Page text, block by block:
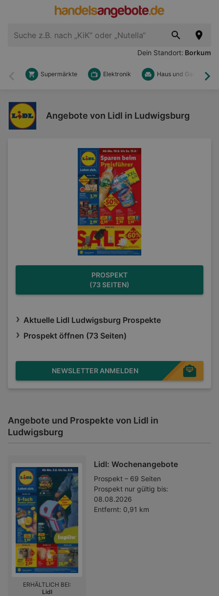
Dein Standort: Borkum
Zurück
Supermärkte Elektronik Haus und Garten
Angebote von Lidl in Ludwigsburg
PROSPEKT
(73 SEITEN)
Aktuelle Lidl Ludwigsburg Prospekte
Prospekt öffnen (73 Seiten)
NEWSLETTER ANMELDEN
Angebote und Prospekte von Lidl in
Ludwigsburg
Lidl: Wochenangebote
Prospekt – 69 Seiten
Prospekt nur gültig bis:
08.08.2026
Entfernt: 0,91 km
ERHÄLTLICH BEI:
Lidl